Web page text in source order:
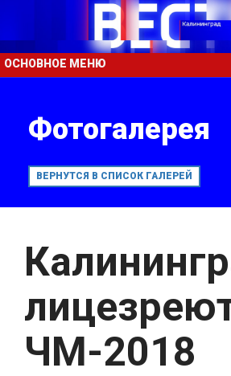
ОСНОВНОЕ МЕНЮ
Фотогалерея
ВЕРНУТСЯ В СПИСОК ГАЛЕРЕЙ
ЧМ-2018